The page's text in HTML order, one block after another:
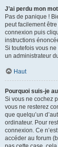
J’ai perdu mon
Pas de panique !
peut facilement
connexion puis
instructions
Si toutefois vous
un administrateur
Haut
Pourquoi suis-je
Si vous ne cochez
vous ne resterez
que quelqu’un
ordinateur. Pour
connexion. Ce
accéder au forum